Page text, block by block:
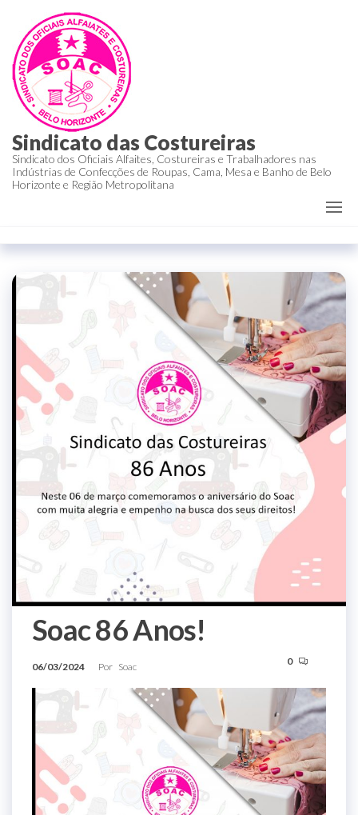
Sindicato das Costureiras
Sindicato dos Oficiais Alfaites, Costureiras e Trabalhadores nas
Indústrias de Confecções de Roupas, Cama, Mesa e Banho de Belo
Horizonte e Região Metropolitana
Soac 86 Anos!
06/03/2024 Por Soac 0